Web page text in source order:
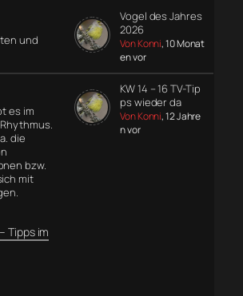
und
Vogel des Jahres
2026
Von Konni, 10 Monat
en vor
es im
die
bzw.
mit
Tipps im
KW 14 – 16 TV-Tip
ps wieder da
Von Konni, 12 Jahre
n vor